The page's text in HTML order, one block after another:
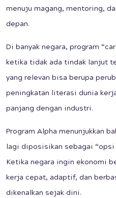
menuju magang, mentoring,
depan.
Di banyak negara, program
ketika tidak ada tindak lanjut
yang relevan bisa berupa
peningkatan literasi dunia
panjang dengan industri.
Program Alpha menunjukkan
lagi diposisikan sebagai “opsi
Ketika negara ingin ekonomi
kerja cepat, adaptif, dan
dikenalkan sejak dini.